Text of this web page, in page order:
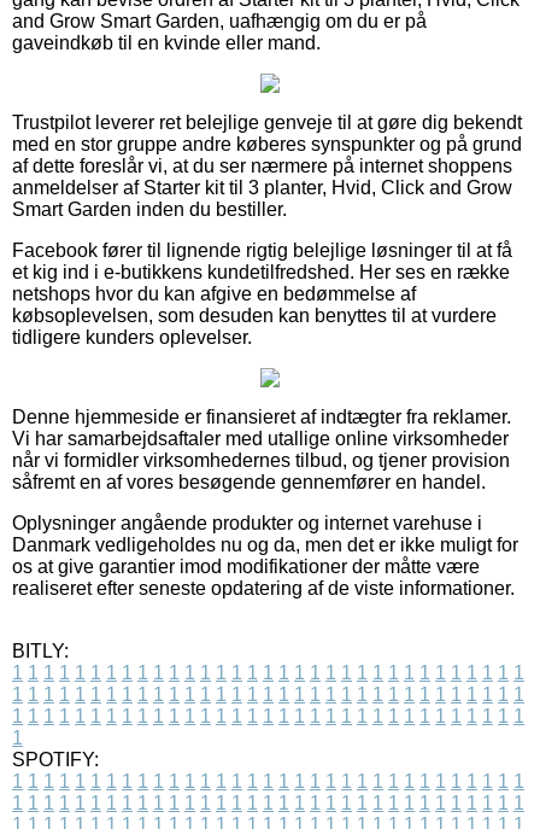
and Grow Smart Garden, uafhængig om du er på
gaveindkøb til en kvinde eller mand.
Trustpilot leverer ret belejlige genveje til at gøre dig bekendt
med en stor gruppe andre køberes synspunkter og på grund
af dette foreslår vi, at du ser nærmere på internet shoppens
anmeldelser af Starter kit til 3 planter, Hvid, Click and Grow
Smart Garden inden du bestiller.
Facebook fører til lignende rigtig belejlige løsninger til at få
et kig ind i e-butikkens kundetilfredshed. Her ses en række
netshops hvor du kan afgive en bedømmelse af
købsoplevelsen, som desuden kan benyttes til at vurdere
tidligere kunders oplevelser.
Denne hjemmeside er finansieret af indtægter fra reklamer.
Vi har samarbejdsaftaler med utallige online virksomheder
når vi formidler virksomhedernes tilbud, og tjener provision
såfremt en af vores besøgende gennemfører en handel.
Oplysninger angående produkter og internet varehuse i
Danmark vedligeholdes nu og da, men det er ikke muligt for
os at give garantier imod modifikationer der måtte være
realiseret efter seneste opdatering af de viste informationer.
BITLY:
1 1 1 1 1 1 1 1 1 1 1 1 1 1 1 1 1 1 1 1 1 1 1 1 1 1 1 1 1 1 1 1 1
1 1 1 1 1 1 1 1 1 1 1 1 1 1 1 1 1 1 1 1 1 1 1 1 1 1 1 1 1 1 1 1 1
1 1 1 1 1 1 1 1 1 1 1 1 1 1 1 1 1 1 1 1 1 1 1 1 1 1 1 1 1 1 1 1 1
1
SPOTIFY:
1 1 1 1 1 1 1 1 1 1 1 1 1 1 1 1 1 1 1 1 1 1 1 1 1 1 1 1 1 1 1 1 1
1 1 1 1 1 1 1 1 1 1 1 1 1 1 1 1 1 1 1 1 1 1 1 1 1 1 1 1 1 1 1 1 1
1 1 1 1 1 1 1 1 1 1 1 1 1 1 1 1 1 1 1 1 1 1 1 1 1 1 1 1 1 1 1 1 1